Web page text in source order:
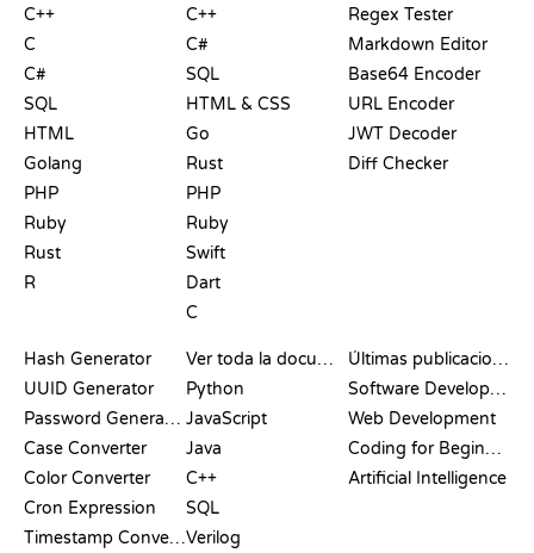
C++
C
C#
SQL
HTML
Golang
PHP
Ruby
Rust
R
C++
C#
SQL
HTML & CSS
Go
Rust
PHP
Ruby
Swift
Dart
C
Regex Tester
Markdown Editor
Base64 Encoder
URL Encoder
JWT Decoder
Diff Checker
Hash Generator
UUID Generator
Password Generator
Case Converter
Color Converter
Cron Expression
Timestamp Converter
Ver toda la documentación
Python
JavaScript
Java
C++
SQL
Verilog
Últimas publicaciones
Software Development
Web Development
Coding for Beginners
Artificial Intelligence